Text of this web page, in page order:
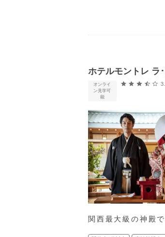
ホテルモントレ ラ
オンライ
ン見学可
能
関西最大級の神殿